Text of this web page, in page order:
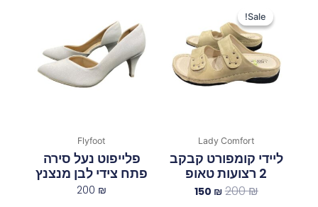
Sale!
Sale!
Lady Comfort
ליידי קומפורט קבקב
2 רצועות טאופ
200₪
היה:
200 ₪.
150 ₪
150 ₪.
Flyfoot
פלייפוט נעל סירה
פתח צידי לבן מנצנץ
200 ₪